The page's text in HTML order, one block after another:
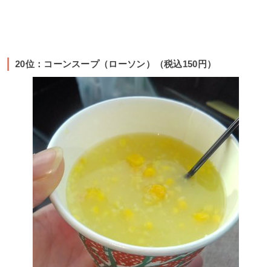
20位：コーンスープ（ローソン）（税込150円）